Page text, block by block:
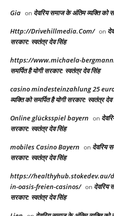
Gia on देवरिय समाज के अंतिम व्यक्ति को
Http://Drivehillmedia.Com/ on
सरकार: स्वतंत्र देव सिंह
https://www.michaela-
समर्पित है योगी सरकार: स्वतंत्र देव सिंह
casino mindesteinzahlung 25
व्यक्ति को समर्पित है योगी सरकार: स्वतंत्र देव
Online glücksspiel bayern on
सरकार: स्वतंत्र देव सिंह
mobiles Casino Bayern on देवरिय
सरकार: स्वतंत्र देव सिंह
https://healthyhub.stokedev.au/
in-oasis-freien-casinos/ on देवरिय
सरकार: स्वतंत्र देव सिंह